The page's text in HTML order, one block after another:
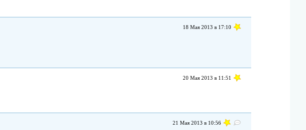
18 Мая 2013 в 17:10
20 Мая 2013 в 11:51
21 Мая 2013 в 10:56